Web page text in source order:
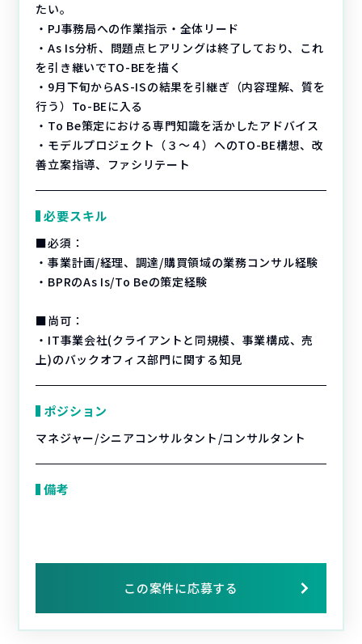
たい。
・PJ事務局への作業指示・全体リード
・As Is分析、問題点ヒアリングは終了しており、これ
を引き継いでTO-BEを描く
・9月下旬からAS-ISの結果を引継ぎ（内容理解、質を
行う）To-BEに入る
・To Be策定における専門知識を活かしたアドバイス
・モデルプロジェクト（３～４）へのTO-BE構想、改
善立案指導、ファシリテート
必要スキル
■必須：
・事業計画/経理、調達/購買領域の業務コンサル経験
・BPRのAs Is/To Beの策定経験
■尚可：
・IT事業会社(クライアントと同規模、事業構成、売
上)のバックオフィス部門に関する知見
ポジション
マネジャー/シニアコンサルタント/コンサルタント
備考
この案件に応募する